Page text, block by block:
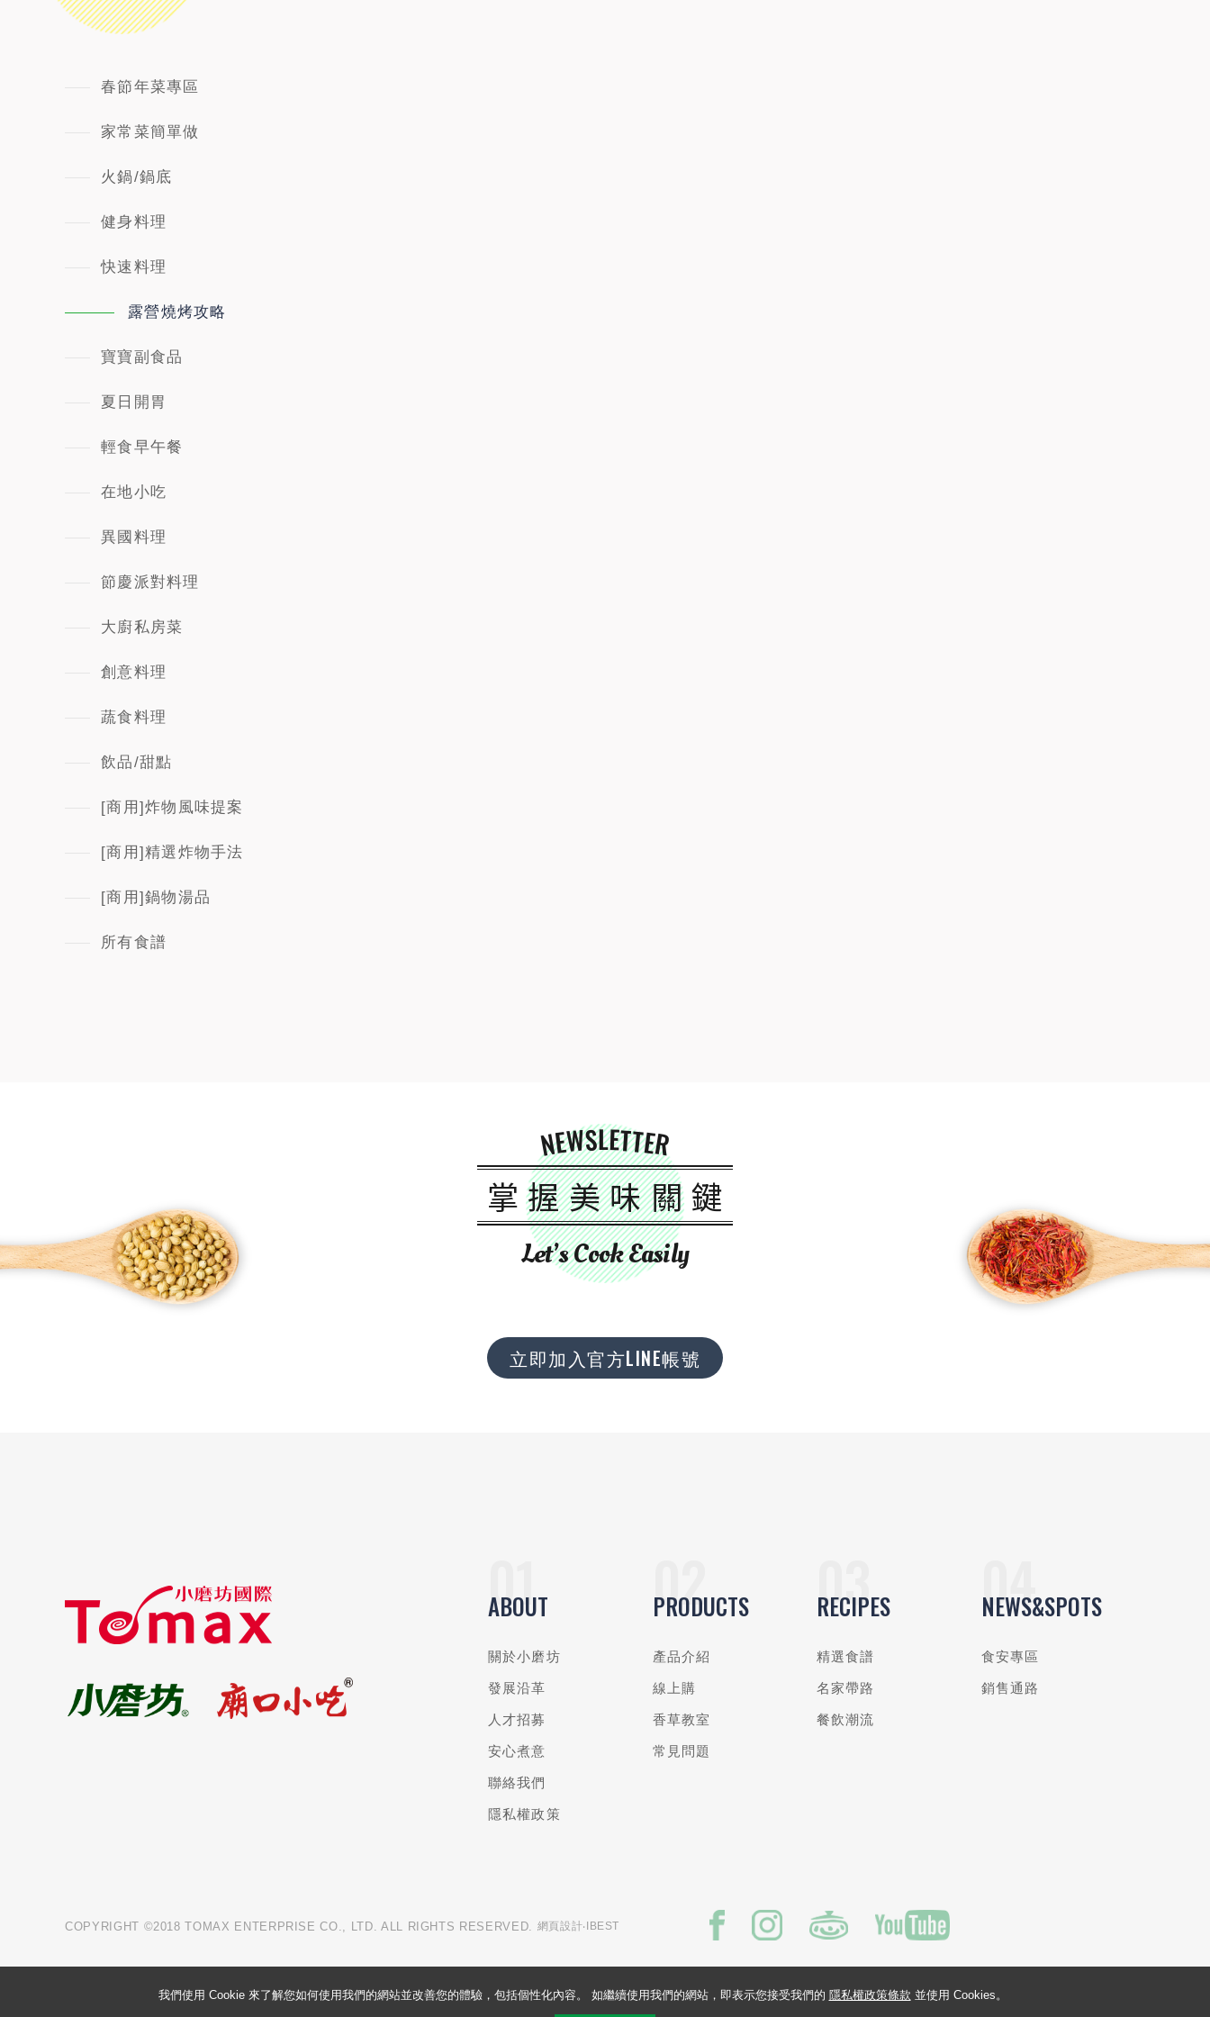
春節年菜專區
家常菜簡單做
火鍋/鍋底
健身料理
快速料理
露營燒烤攻略
寶寶副食品
夏日開胃
輕食早午餐
在地小吃
異國料理
節慶派對料理
大廚私房菜
創意料理
蔬食料理
飲品/甜點
[商用]炸物風味提案
[商用]精選炸物手法
[商用]鍋物湯品
所有食譜
NEWSLETTER
掌握美味關鍵
Let’s Cook Easily
立即加入官方LINE帳號
ABOUT
關於小磨坊
發展沿革
人才招募
安心煮意
聯絡我們
隱私權政策
PRODUCTS
產品介紹
線上購
香草教室
常見問題
RECIPES
精選食譜
名家帶路
餐飲潮流
NEWS&SPOTS
食安專區
銷售通路
COPYRIGHT ©2018 TOMAX ENTERPRISE CO., LTD. ALL RIGHTS RESERVED. 網頁設計‧IBEST
我們使用 Cookie 來了解您如何使用我們的網站並改善您的體驗，包括個性化內容。 如繼續使用我們的網站，即表示您接受我們的 隱私權政策條款 並使用 Cookies。